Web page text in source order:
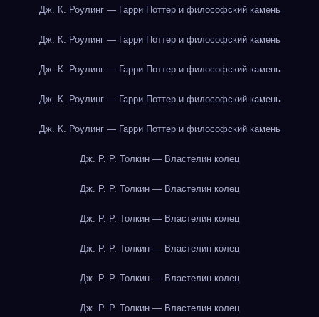
Дж. К. Роулинг — Гарри Поттер и философский камень
Дж. К. Роулинг — Гарри Поттер и философский камень
Дж. К. Роулинг — Гарри Поттер и философский камень
Дж. К. Роулинг — Гарри Поттер и философский камень
Дж. К. Роулинг — Гарри Поттер и философский камень
Дж. Р. Р. Толкин — Властелин колец
Дж. Р. Р. Толкин — Властелин колец
Дж. Р. Р. Толкин — Властелин колец
Дж. Р. Р. Толкин — Властелин колец
Дж. Р. Р. Толкин — Властелин колец
Дж. Р. Р. Толкин — Властелин колец